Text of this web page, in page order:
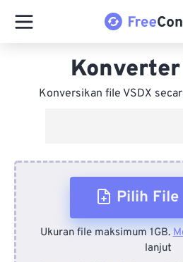
Konverter
Konversikan file VSDX
Pilih File
Dari
Ukuran file maksimum 1GB.
lanjut